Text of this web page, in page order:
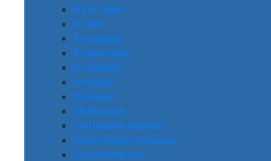
В коттедж
В офис
В коридор
В прихожую
В подъезд
В подвал
Кодовые
Тамбурные
Противопожарные
Технические входные
Строительные